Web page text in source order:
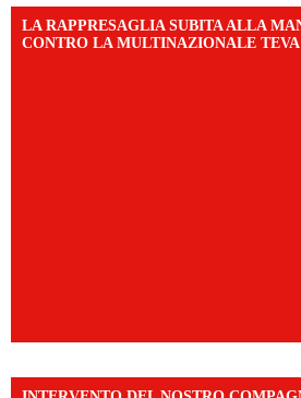
LA RAPPRESAGLIA SUBITA ALLA
CONTRO LA MULTINAZIONALE TEVA